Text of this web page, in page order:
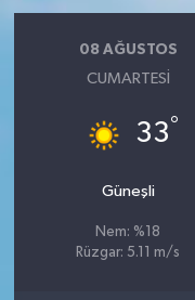
08 AĞUSTOS
CUMARTESI
33°
Güneşli
Nem: %18
Rüzgar: 5.11 m/s